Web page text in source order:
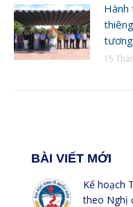
Hành
15
BÀI VIẾT MỚI
Kế hoạch
theo Nghị